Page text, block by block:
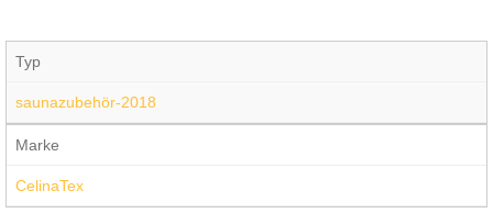
Typ
saunazubehör-2018
Marke
CelinaTex